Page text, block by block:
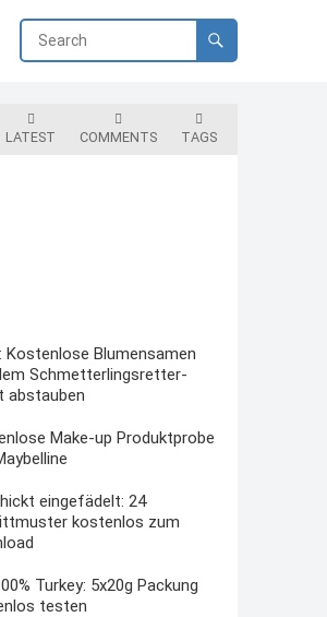
LATEST COMMENTS TAGS
Kostenlose Blumensamen
Schmetterlingsretter-
abstauben
Make-up Produktprobe
eingefädelt: 24
kostenlos zum
Turkey: 5x20g Packung
testen